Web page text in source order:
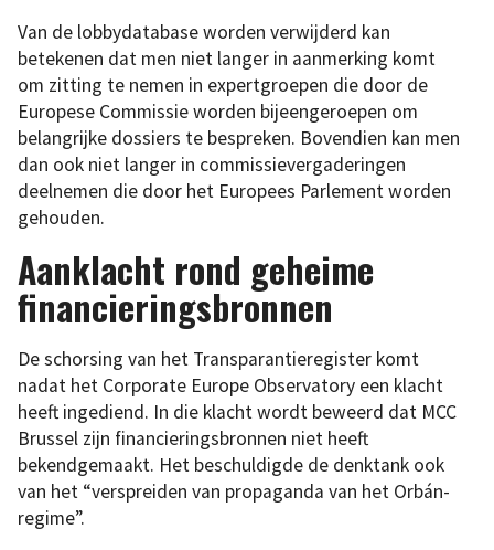
Van de lobbydatabase worden verwijderd kan
betekenen dat men niet langer in aanmerking komt
om zitting te nemen in expertgroepen die door de
Europese Commissie worden bijeengeroepen om
belangrijke dossiers te bespreken. Bovendien kan men
dan ook niet langer in commissievergaderingen
deelnemen die door het Europees Parlement worden
gehouden.
Aanklacht rond geheime
financieringsbronnen
De schorsing van het Transparantieregister komt
nadat het Corporate Europe Observatory een klacht
heeft ingediend. In die klacht wordt beweerd dat MCC
Brussel zijn financieringsbronnen niet heeft
bekendgemaakt. Het beschuldigde de denktank ook
van het “verspreiden van propaganda van het Orbán-
regime”.